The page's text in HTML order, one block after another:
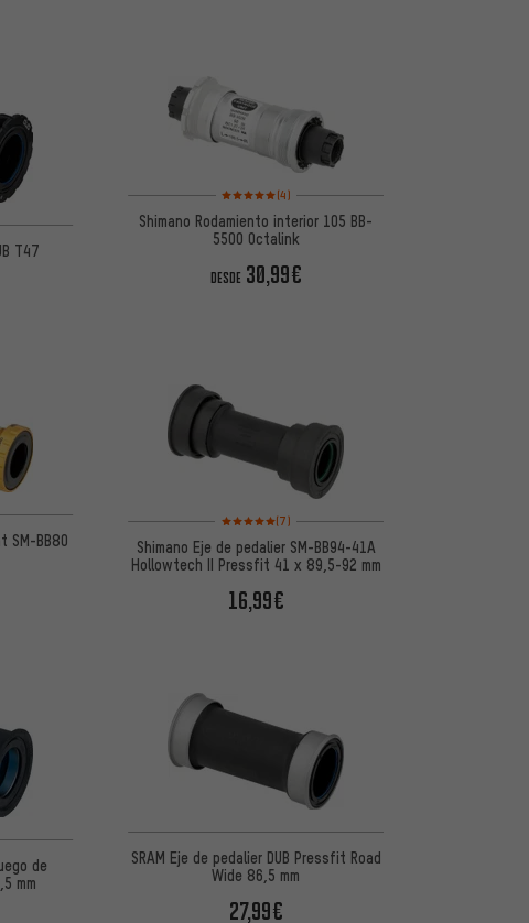
T47
Valoración media: 5 de 5 basada en 4 reseñas
(4)
Shimano Rodamiento interior 105 BB-
5500 Octalink
DESDE 30,99€
5 de 5 basada en 31 reseñas
SM-BB80
Valoración media: 5 de 5 basada en 7 reseñas
(7)
Shimano Eje de pedalier SM-BB94-41A
Hollowtech II Pressfit 41 x 89,5-92 mm
16,99€
5 de 5 basada en 2 reseñas
de
mm
SRAM Eje de pedalier DUB Pressfit Road
Wide 86,5 mm
27,99€